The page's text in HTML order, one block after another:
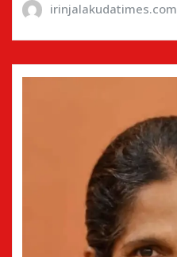
irinjalakudatimes.com